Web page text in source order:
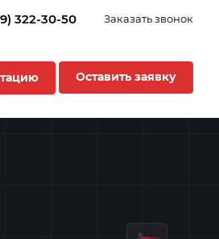
322-30-50 Заказать звонок
Оставить заявку